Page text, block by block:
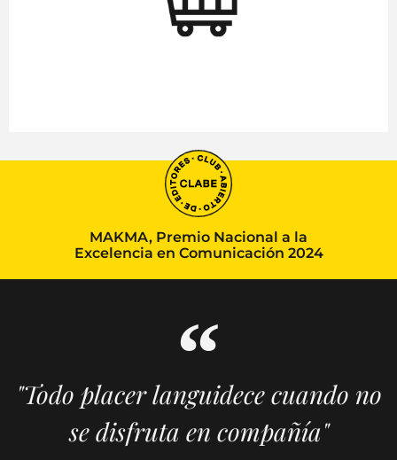
MAKMA, Premio Nacional a la
Excelencia en Comunicación 2024
"Todo placer languidece cuando no
se disfruta en compañía"